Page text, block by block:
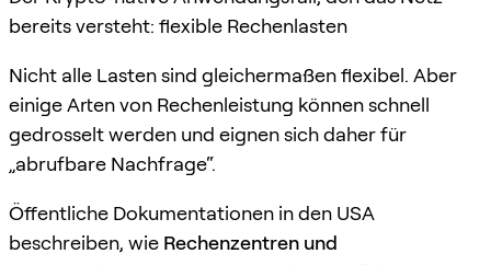
bereits versteht: flexible Rechenlasten
Nicht alle Lasten sind gleichermaßen flexibel. Aber
einige Arten von Rechenleistung können schnell
gedrosselt werden und eignen sich daher für
„abrufbare Nachfrage“.
Öffentliche Dokumentationen in den USA
beschreiben, wie Rechenzentren und